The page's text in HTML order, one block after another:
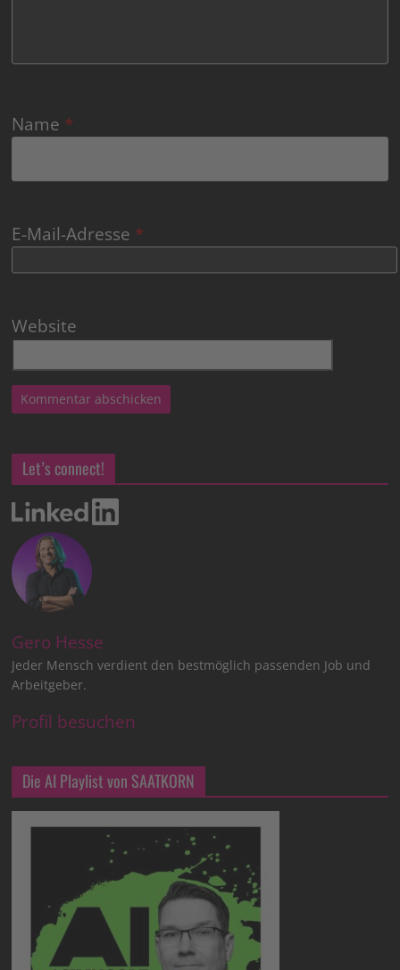
Name *
E-Mail-Adresse *
Website
Let’s connect!
Gero Hesse
Jeder Mensch verdient den bestmöglich passenden Job und
Arbeitgeber.
Profil besuchen
Die AI Playlist von SAATKORN